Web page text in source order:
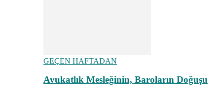
GEÇEN HAFTADAN
Avukatlık Mesleğinin, Baroların Doğuşu